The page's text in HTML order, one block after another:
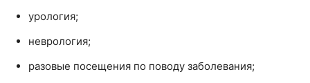
урология;
неврология;
разовые посещения по поводу заболевания;